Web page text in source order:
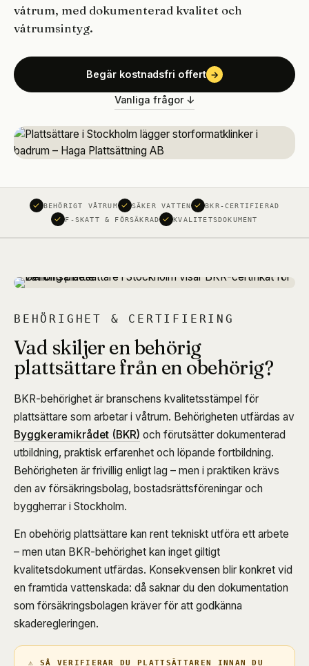
våtrum, med dokumenterad kvalitet och
våtrumsintyg.
Begär kostnadsfri offert →
Vanliga frågor ↓
BEHÖRIGT VÅTRUM SÄKER VATTEN
BKR-CERTIFIERAD
F-SKATT & FÖRSÄKRAD
KVALITETSDOKUMENT
BEHÖRIGHET & CERTIFIERING
Vad skiljer en behörig
plattsättare från en obehörig?
BKR-behörighet är branschens kvalitetsstämpel för
plattsättare som arbetar i våtrum. Behörigheten utfärdas av
Byggkeramikrådet (BKR) och förutsätter dokumenterad
utbildning, praktisk erfarenhet och löpande fortbildning.
Behörigheten är frivillig enligt lag – men i praktiken krävs
den av försäkringsbolag, bostadsrättsföreningar och
byggherrar i Stockholm.
En obehörig plattsättare kan rent tekniskt utföra ett arbete
– men utan BKR-behörighet kan inget giltigt
kvalitetsdokument utfärdas. Konsekvensen blir konkret vid
en framtida vattenskada: då saknar du den dokumentation
som försäkringsbolagen kräver för att godkänna
skaderegleringen.
⚠ SÅ VERIFIERAR DU PLATTSÄTTAREN INNAN DU